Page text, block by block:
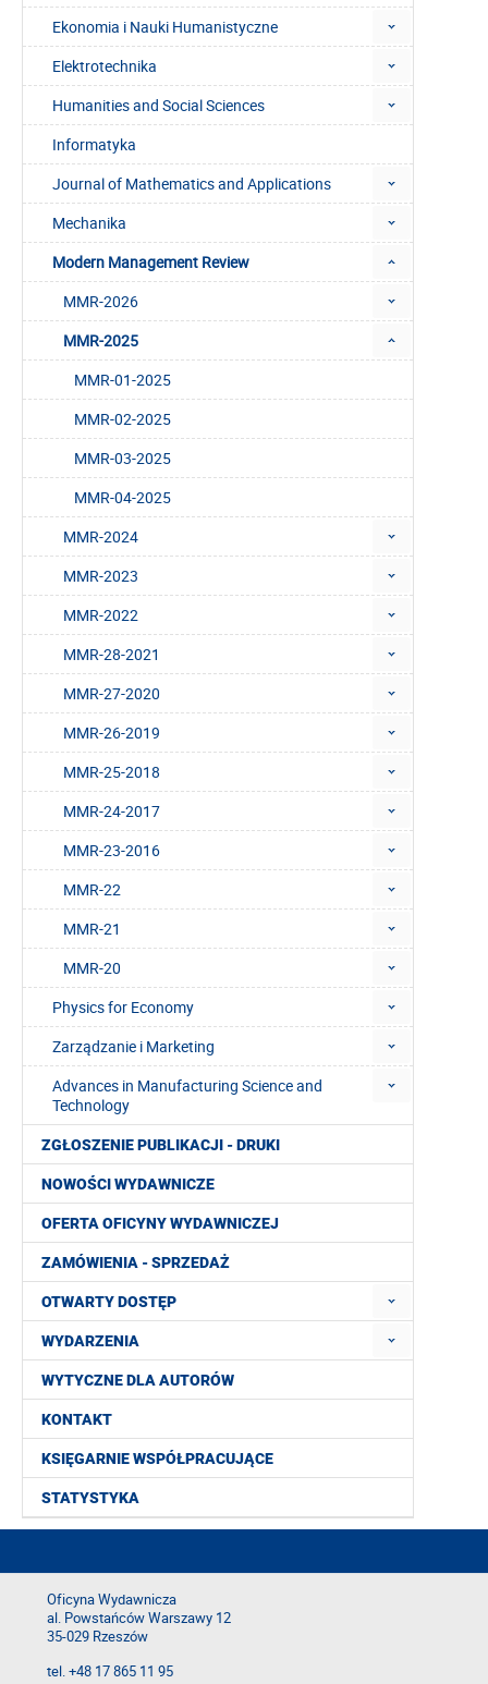
Ekonomia i Nauki Humanistyczne
Elektrotechnika
Humanities and Social Sciences
Informatyka
Journal of Mathematics and Applications
Mechanika
Modern Management Review
MMR-2026
MMR-2025
MMR-01-2025
MMR-02-2025
MMR-03-2025
MMR-04-2025
MMR-2024
MMR-2023
MMR-2022
MMR-28-2021
MMR-27-2020
MMR-26-2019
MMR-25-2018
MMR-24-2017
MMR-23-2016
MMR-22
MMR-21
MMR-20
Physics for Economy
Zarządzanie i Marketing
Advances in Manufacturing Science and
Technology
ZGŁOSZENIE PUBLIKACJI - DRUKI
NOWOŚCI WYDAWNICZE
OFERTA OFICYNY WYDAWNICZEJ
ZAMÓWIENIA - SPRZEDAŻ
OTWARTY DOSTĘP
WYDARZENIA
WYTYCZNE DLA AUTORÓW
KONTAKT
KSIĘGARNIE WSPÓŁPRACUJĄCE
STATYSTYKA
Oficyna Wydawnicza
al. Powstańców Warszawy 12
35-029 Rzeszów
tel. +48 17 865 11 95